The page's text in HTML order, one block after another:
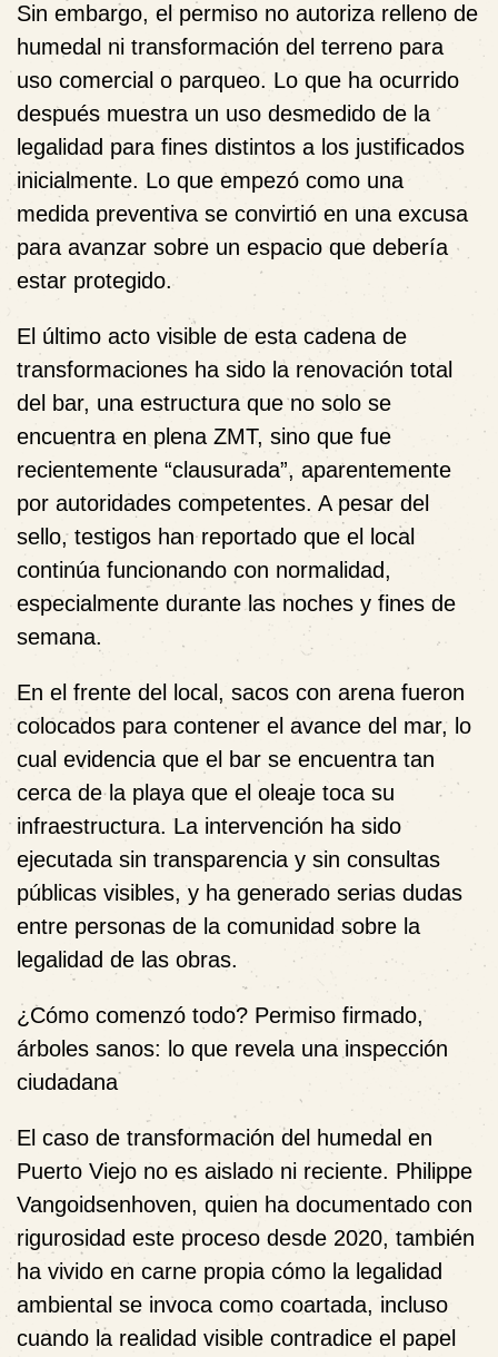
Sin embargo, el permiso no autoriza relleno de
humedal ni transformación del terreno para
uso comercial o parqueo. Lo que ha ocurrido
después muestra un uso desmedido de la
legalidad para fines distintos a los justificados
inicialmente. Lo que empezó como una
medida preventiva se convirtió en una excusa
para avanzar sobre un espacio que debería
estar protegido.
El último acto visible de esta cadena de
transformaciones ha sido la renovación total
del bar, una estructura que no solo se
encuentra en plena ZMT, sino que fue
recientemente “clausurada”, aparentemente
por autoridades competentes. A pesar del
sello, testigos han reportado que el local
continúa funcionando con normalidad,
especialmente durante las noches y fines de
semana.
En el frente del local, sacos con arena fueron
colocados para contener el avance del mar, lo
cual evidencia que el bar se encuentra tan
cerca de la playa que el oleaje toca su
infraestructura. La intervención ha sido
ejecutada sin transparencia y sin consultas
públicas visibles, y ha generado serias dudas
entre personas de la comunidad sobre la
legalidad de las obras.
¿Cómo comenzó todo? Permiso firmado,
árboles sanos: lo que revela una inspección
ciudadana
El caso de transformación del humedal en
Puerto Viejo no es aislado ni reciente. Philippe
Vangoidsenhoven, quien ha documentado con
rigurosidad este proceso desde 2020, también
ha vivido en carne propia cómo la legalidad
ambiental se invoca como coartada, incluso
cuando la realidad visible contradice el papel